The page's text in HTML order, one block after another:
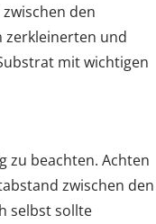
den
zerkleinerten und
mit wichtigen
zu beachten. Achten
zwischen den
selbst sollte